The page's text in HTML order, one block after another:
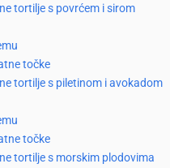
tortilje s povrćem i sirom
točke
tortilje s piletinom i avokadom
točke
tortilje s morskim plodovima